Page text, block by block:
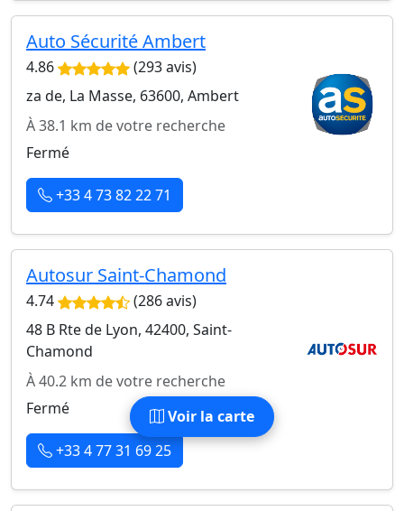
Voir la carte
Auto Sécurité Ambert
4.86
(293 avis)
za de, La Masse, 63600, Ambert
À 38.1 km de votre recherche
Fermé
+33 4 73 82 22 71
Autosur Saint-Chamond
4.74
(286 avis)
48 B Rte de Lyon, 42400, Saint-
Chamond
À 40.2 km de votre recherche
Fermé
+33 4 77 31 69 25